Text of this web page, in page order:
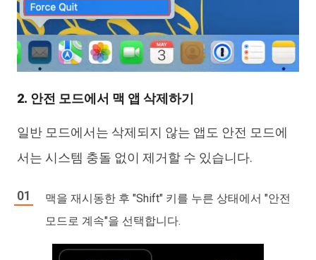
2. 안전 모드에서 맥 앱 삭제하기
일반 모드에서는 삭제되지 않는 앱도 안전 모드에
서는 시스템 충돌 없이 제거할 수 있습니다.
맥을 재시동한 후 "Shift" 키를 누른 상태에서 "안전
모드로 계속"을 선택합니다.